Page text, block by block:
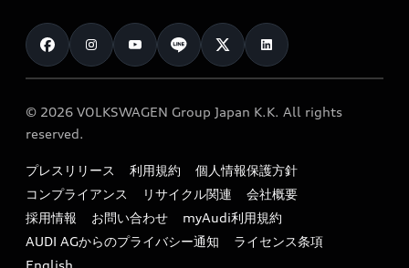
カタログ一覧
車検 / 定期点検
e-tronアフターサポート
myAudi
クオリティ
保証
メンテナンス
ファイナンス
キャンペーン / イベント
買取査定
お知らせ
オーナー様向けキャンペーン
特定整備適用車一覧
リサイクル法
よくある質問（FAQ）
© 2026 VOLKSWAGEN Group Japan K.K. All rights
reserved.
プレスリリース 利用規約
個人情報保護方針
コンプライアンス
リサイクル関連
会社概要
採用情報
お問い合わせ
myAudi利用規約
AUDI AGからのプライバシー通知
ライセンス条項
English